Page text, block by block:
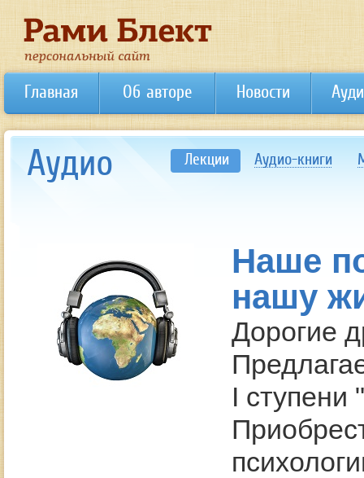
Главная Об авторе Новости
Лекции Аудио-книги
Аудио
Наше
нашу
Дорогие
I ступени